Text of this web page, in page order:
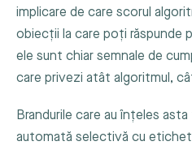
implicare de care scorul
obiecții la care poți răspunde
ele sunt chiar semnale de
care privezi atât algoritmul,
Brandurile care au înțeles
automată selectivă cu